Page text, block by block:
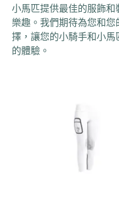
小馬匹提供最佳的服飾
樂趣。我們期待為您和
擇，讓您的小騎手和小
的體驗。